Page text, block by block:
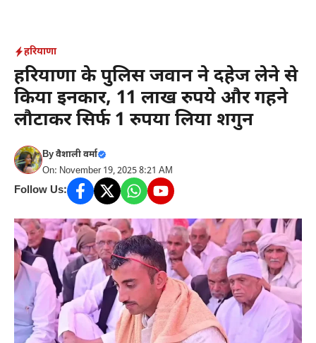
content
हरियाणा
हरियाणा के पुलिस जवान ने दहेज लेने से
किया इनकार, 11 लाख रुपये और गहने
लौटाकर सिर्फ 1 रुपया लिया शगुन
Byवैशाली वर्मा
On: November 19, 2025 8:21 AM
Follow Us: